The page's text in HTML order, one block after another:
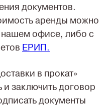
документов.
аренды можно
нашем офисе, либо с
ЕРИП.
в прокат»
и заключить договор
документы